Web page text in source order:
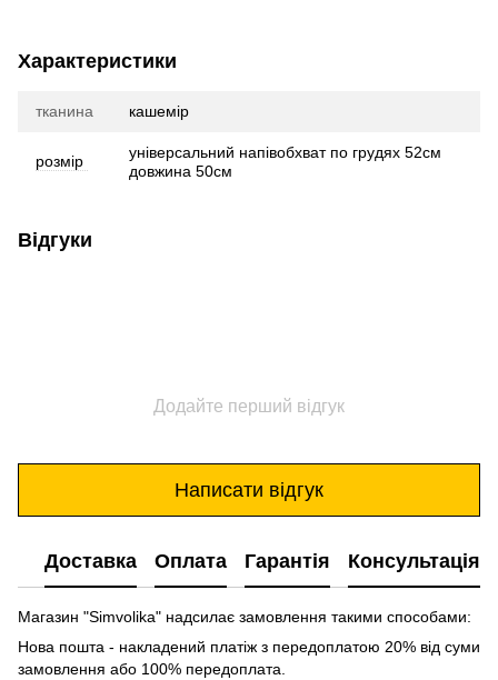
Характеристики
тканина кашемір
розмір
універсальний напівобхват по грудях 52см
довжина 50см
Відгуки
Додайте перший відгук
Написати відгук
Доставка Оплата Гарантія Консультація
Магазин "Simvolika" надсилає замовлення такими способами:
Нова пошта - накладений платіж з передоплатою 20% від суми
замовлення або 100% передоплата.